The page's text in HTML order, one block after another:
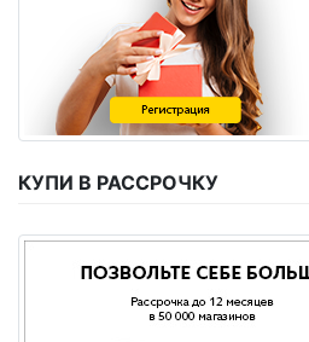
КУПИ В РАССРОЧКУ